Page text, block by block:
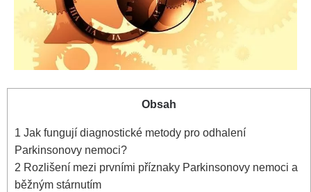
Obsah
1 Jak fungují diagnostické metody pro odhalení
Parkinsonovy nemoci?
2 Rozlišení mezi prvními příznaky Parkinsonovy nemoci a
běžným stárnutím